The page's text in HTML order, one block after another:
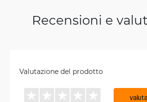
Recensioni e
Valutazione del prodotto